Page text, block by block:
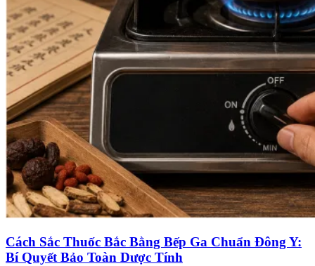
Cách Sắc Thuốc Bắc Bằng Bếp Ga Chuẩn Đông Y:
Bí Quyết Bảo Toàn Dược Tính